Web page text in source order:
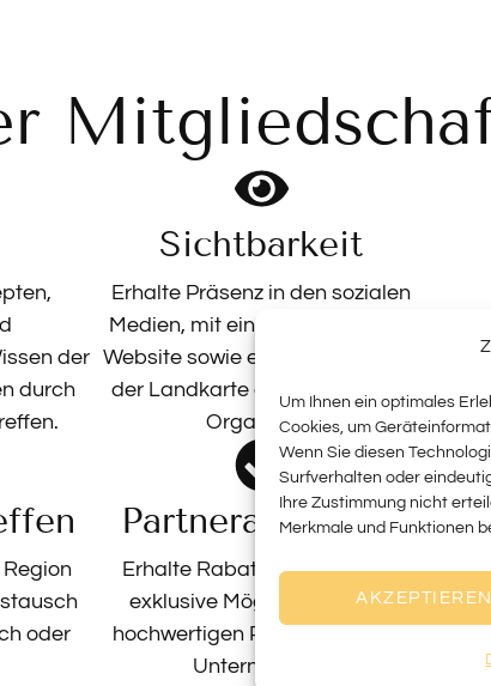
Um Ihnen ein optimales
Cookies, um
Wenn Sie diesen
Surfverhalten oder
Ihre Zustimmung nicht
Merkmale und Funktionen
AKZEPTIEREN
der
durch
Sichtbarkeit
Erhalte Präsenz in den sozialen
Medien, mit einem Profil auf der
Website sowie einem Eintrag auf
der Landkarte der Professional
Organizers.
oder
Partnerangebote
Erhalte Rabatte, Vorteile und
exklusive Möglichkeiten mit
hochwertigen Partnern für dein
Unternehmen.